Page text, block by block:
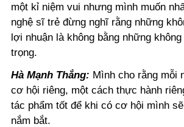
một kỉ niệm vui nhưng mình muốn
nghệ sĩ trẻ đừng nghĩ rằng những
lợi nhuận là không bằng những
trọng.
Hà Mạnh Thắng: Mình cho rằng mỗi
cơ hội riêng, một cách thực hành
tác phẩm tốt để khi có cơ hội mình
nắm bắt.